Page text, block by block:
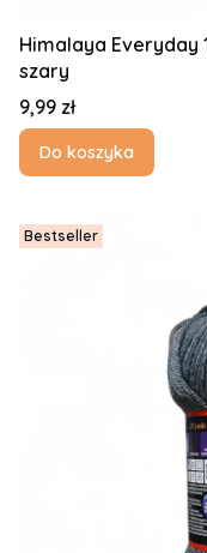
Himalaya Everyday
szary
Cena
9,99 zł
Do koszyka
Bestseller